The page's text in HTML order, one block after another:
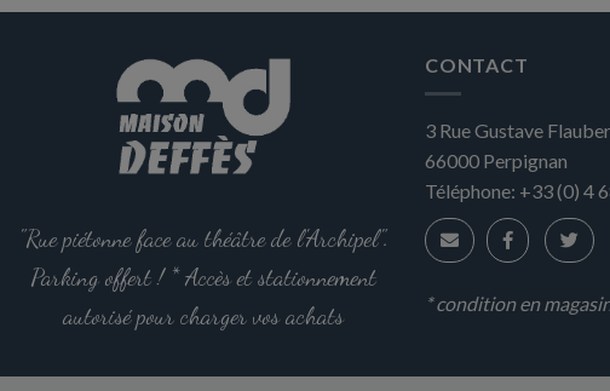
"Rue piétonne face au théâtre de l'Archipel".
Parking offert ! * Accès et stationnement
autorisé pour charger vos achats
CONTACT
3 Rue Gustave
66000 Perpignan
Téléphone: +33 (0) 4
* condition en